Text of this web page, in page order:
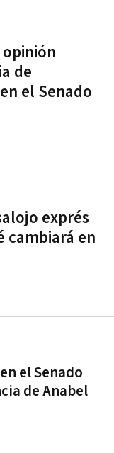
de
el Senado
exprés
cambiará en
el Senado
de Anabel